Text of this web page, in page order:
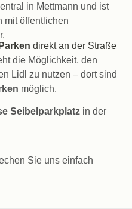
in Mettmann und ist
mit öffentlichen
direkt an der Straße
die Möglichkeit, den
Lidl zu nutzen – dort sind
möglich.
Seibelparkplatz in der
Sie uns einfach